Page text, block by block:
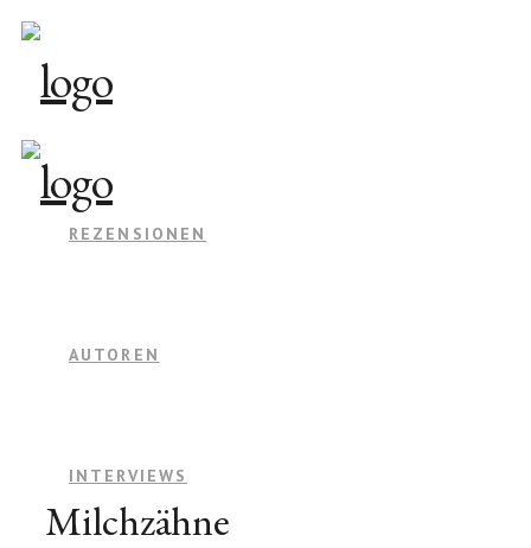
REZENSIONEN
AUTOREN
INTERVIEWS
Milchzähne